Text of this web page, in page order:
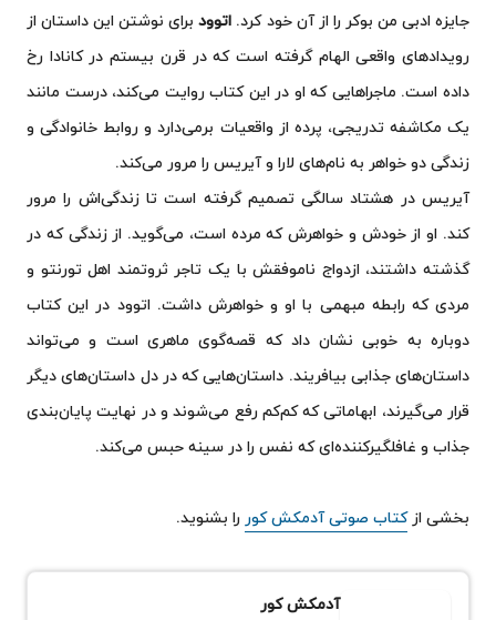
جایزه ادبی من بوکر را از آن خود کرد. اتوودبرای نوشتن این داستان از
رویدادهای واقعی الهام گرفته است که در قرن بیستم در کانادا رخ
داده است. ماجراهایی که او در این کتاب روایت می‌کند، درست مانند
یک مکاشفه تدریجی، پرده از واقعیات برمی‌دارد و روابط خانوادگی و
زندگی دو خواهر به نام‌های لارا و آیریس را مرور می‌کند.
آیریس در هشتاد سالگی تصمیم گرفته است تا زندگی‌اش را مرور
کند. او از خودش و خواهرش که مرده است، می‌گوید. از زندگی که در
گذشته داشتند، ازدواج ناموفقش با یک تاجر ثروتمند اهل تورنتو و
مردی که رابطه مبهمی با او و خواهرش داشت. اتوود در این کتاب
دوباره به خوبی نشان داد که قصه‌گوی ماهری است و می‌تواند
داستان‌های جذابی بیافریند. داستان‌هایی که در دل داستان‌های دیگر
قرار می‌گیرند، ابهاماتی که کم‌کم رفع می‌شوند و در نهایت پایان‌بندی
جذاب و غافلگیرکننده‌ای که نفس را در سینه حبس می‌کند.
بخشی ازکتاب صوتی آدمکش کور را بشنوید.
آدمکش کور